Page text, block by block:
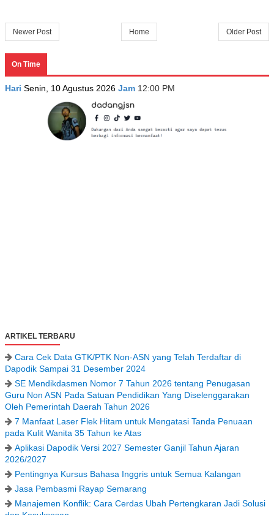
Newer Post Older Post
Home
On Time
Hari Senin, 10 Agustus 2026 Jam 12:00 PM
ARTIKEL TERBARU
Cara Cek Data GTK/PTK Non-ASN yang Telah Terdaftar di
Dapodik Sampai 31 Desember 2024
SE Mendikdasmen Nomor 7 Tahun 2026 tentang Penugasan
Guru Non ASN Pada Satuan Pendidikan Yang Diselenggarakan
Oleh Pemerintah Daerah Tahun 2026
7 Manfaat Laser Flek Hitam untuk Mengatasi Tanda Penuaan
pada Kulit Wanita 35 Tahun ke Atas
Aplikasi Dapodik Versi 2027 Semester Ganjil Tahun Ajaran
2026/2027
Pentingnya Kursus Bahasa Inggris untuk Semua Kalangan
Jasa Pembasmi Rayap Semarang
Manajemen Konflik: Cara Cerdas Ubah Pertengkaran Jadi Solusi